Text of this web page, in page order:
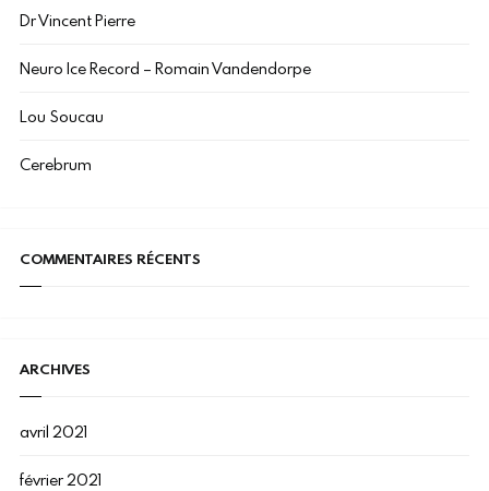
Dr Vincent Pierre
Neuro Ice Record – Romain Vandendorpe
Lou Soucau
Cerebrum
COMMENTAIRES RÉCENTS
ARCHIVES
avril 2021
février 2021